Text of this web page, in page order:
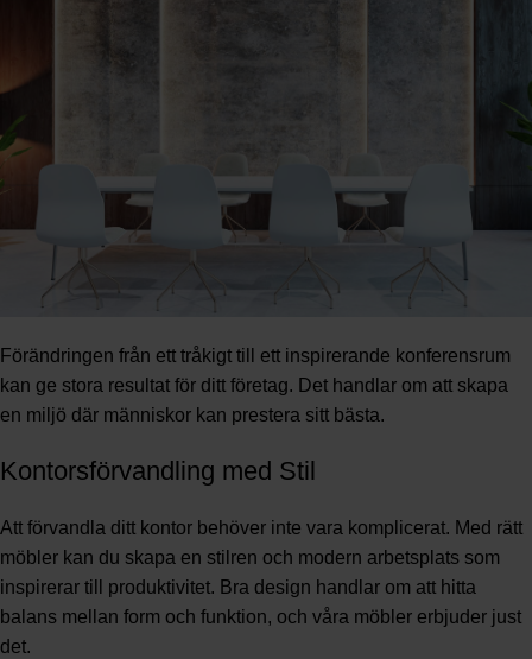
Förändringen från ett tråkigt till ett inspirerande konferensrum
kan ge stora resultat för ditt företag. Det handlar om att skapa
en miljö där människor kan prestera sitt bästa.
Kontorsförvandling med Stil
Att förvandla ditt kontor behöver inte vara komplicerat. Med rätt
möbler kan du skapa en stilren och modern arbetsplats som
inspirerar till produktivitet. Bra design handlar om att hitta
balans mellan form och funktion, och våra möbler erbjuder just
det.